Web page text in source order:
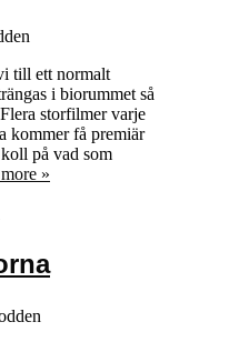
till ett normalt
i biorummet så
storfilmer varje
kommer få premiär
på vad som
»